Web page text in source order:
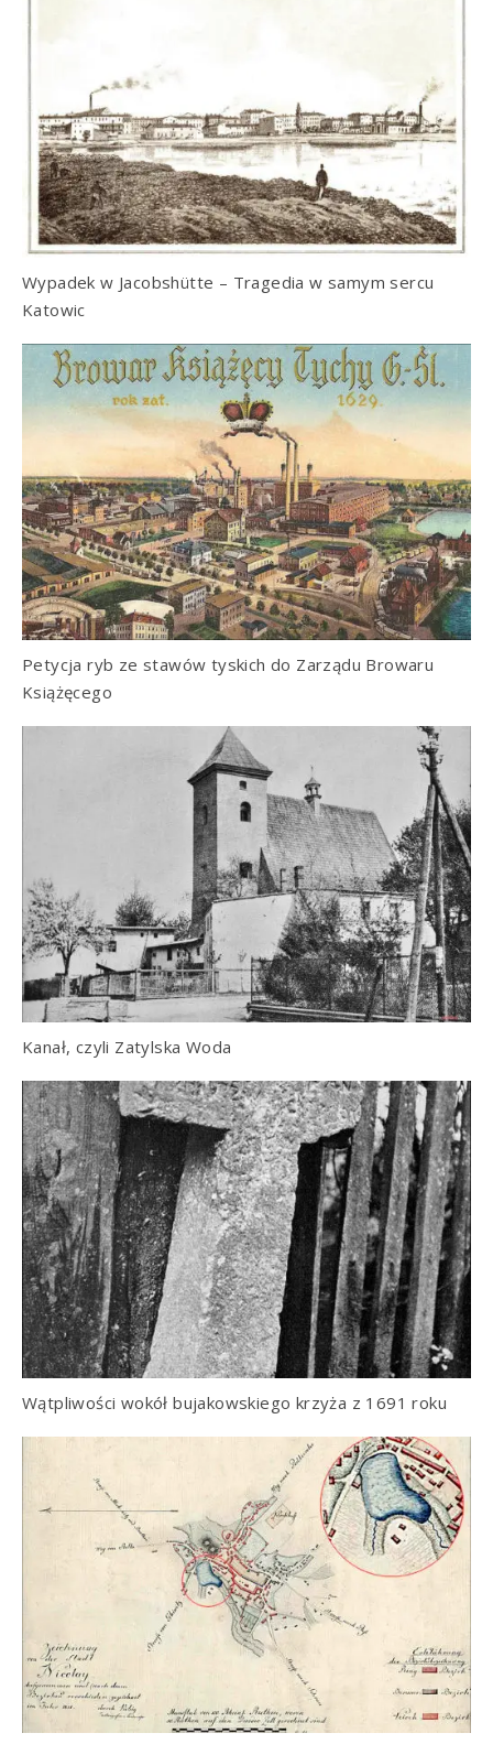
Wypadek w Jacobshütte – Tragedia w samym sercu
Katowic
Petycja ryb ze stawów tyskich do Zarządu Browaru
Książęcego
Kanał, czyli Zatylska Woda
Wątpliwości wokół bujakowskiego krzyża z 1691 roku